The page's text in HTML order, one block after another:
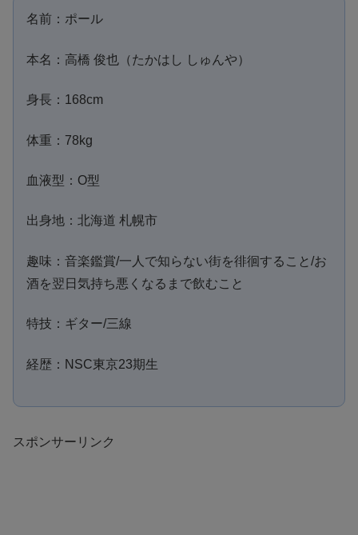
名前：ポール
本名：高橋 俊也（たかはし しゅんや）
身長：168cm
体重：78kg
血液型：O型
出身地：北海道 札幌市
趣味：音楽鑑賞/一人で知らない街を徘徊すること/お
酒を翌日気持ち悪くなるまで飲むこと
特技：ギター/三線
経歴：NSC東京23期生
スポンサーリンク